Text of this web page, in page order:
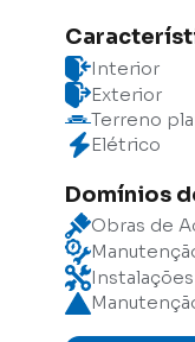
Interior
Exterior
Terreno
Elétrico
Domínios
Obras de
Instalações